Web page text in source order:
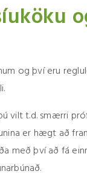
og því eru
vilt t.d. smærri
er hægt að
með því að fá